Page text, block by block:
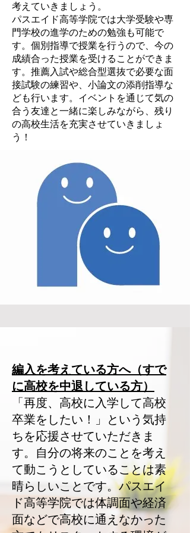
考えていきましょう。
パスエイド高等学院では大学受験や専
門学校の進学のための勉強も可能で
す。個別指導で授業を行うので、今の
成績合った授業を受けることができま
す。推薦入試や総合型選抜で必要な面
接試験の練習や、小論文の添削指導な
ども行います。イベントを通じて気の
合う友達と一緒に楽しみながら、残り
の高校生活を充実させていきましょ
う！
編入を考えている方へ（すで
に高校を中退している方）
「再度、高校に入学して高校
卒業をしたい！」という気持
ちを応援させていただきま
す。自分の将来のことを考え
て動こうとしていることは素
晴らしいことです。パスエイ
ド高等学院では体調面や経済
面などで高校に通えなかった